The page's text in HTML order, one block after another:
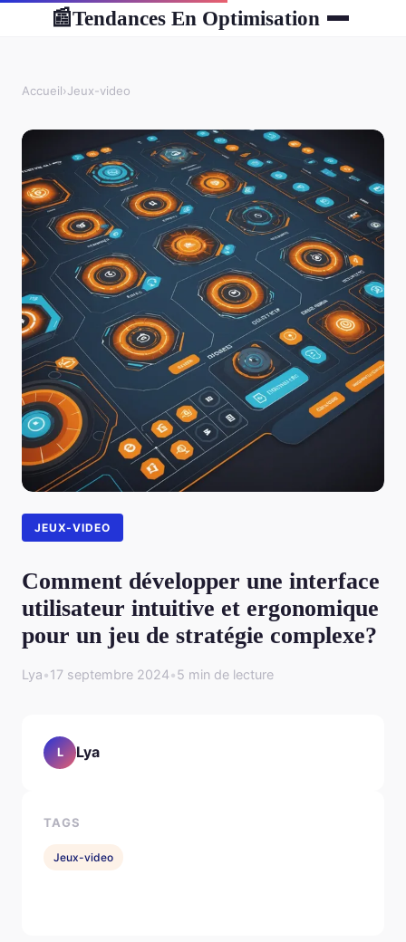
📰Tendances En Optimisation
Accueil›Jeux-video
JEUX-VIDEO
Comment développer une interface
utilisateur intuitive et ergonomique
pour un jeu de stratégie complexe?
Lya•17 septembre 2024•5 min de lecture
L Lya
TAGS
Jeux-video